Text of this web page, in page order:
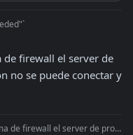
firewall el server de
no se puede conectar y
por alguna razon no se puede conectar y tira timeout